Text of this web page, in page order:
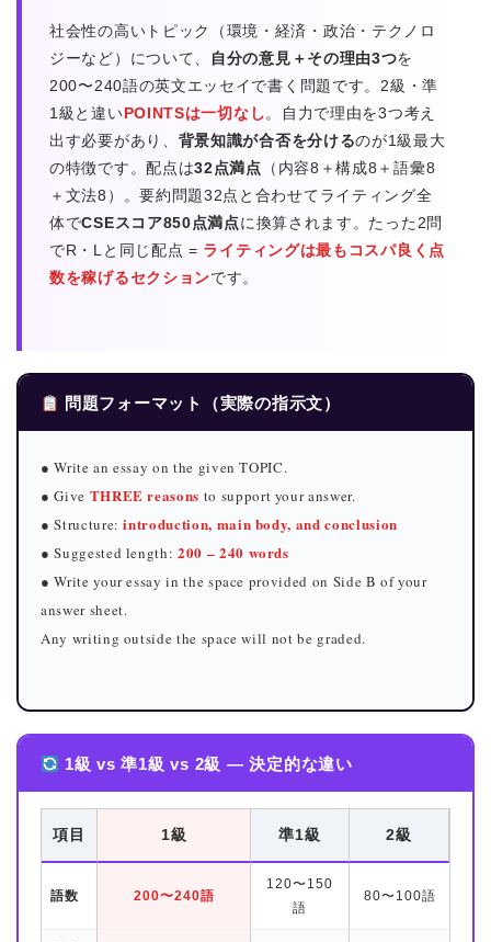
社会性の高いトピック（環境・経済・政治・テクノロ
ジーなど）について、
自分の意見＋その理由3つを
200〜240語の英文エッセイで書く問題です。2級・準
1級と違いPOINTSは一切なし。自力で理由を3つ考え
出す必要があり、 背景知識が合否を分けるのが1級最大
の特徴です。配点は32点満点 （内容8＋構成8＋語彙8
＋文法8）。要約問題32点と合わせてライティング全
体でCSEスコア850点満点に換算されます。たった2問
でR・Lと同じ配点 = ライティングは最もコスパ良く点
数を稼げるセクションです。
問題フォーマット（実際の指示文）
● Write an essay on the given TOPIC.
● Give THREE reasons to support your answer.
● Structure:introduction, main body, and conclusion
● Suggested length: 200 – 240 words
● Write your essay in the space provided on Side B of your
answer sheet.
Any writing outside the space will not be graded.
1級 vs 準1級 vs 2級 — 決定的な違い
項目 1級 準1級 2級
語数 200〜240語
120〜150
語
80〜100語